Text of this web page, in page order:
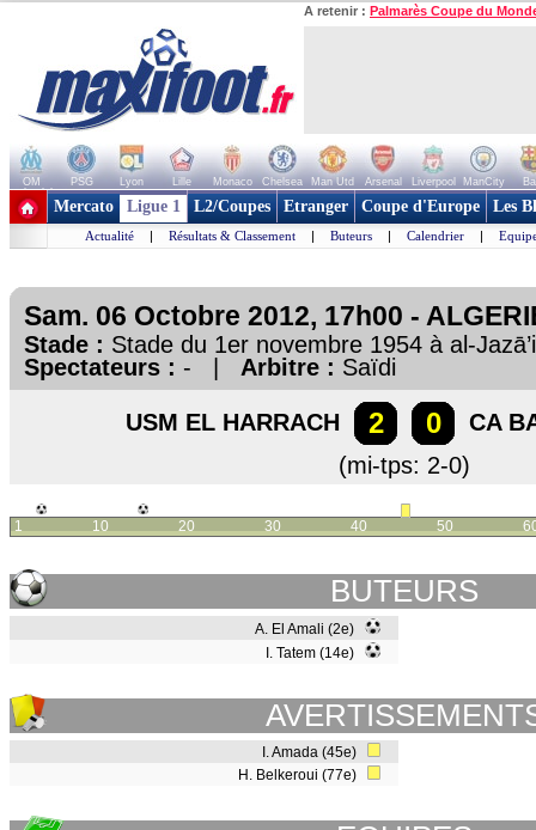
A retenir : Palmarès Coupe du
OM PSG Lyon Lille Monaco Chelsea Man Utd Arsenal Liverpool ManCity
+ de clubs
Mercato Ligue 1 L2/Coupes Etranger Coupe d'Europe Les
Actualité | Résultats & Classement | Buteurs | Calendrier |
Sam. 06 Octobre 2012, 17h00 -
Stade : Stade du 1er novembre 1954 à al-
Spectateurs : - | Arbitre : Saïdi
USM EL HARRACH 2 0
CA
(mi-tps: 2-0)
1 10 20 30 40 50
BUTEURS
A. El Amali (2e)
I. Tatem (14e)
I. Amada (45e)
H. Belkeroui (77e)